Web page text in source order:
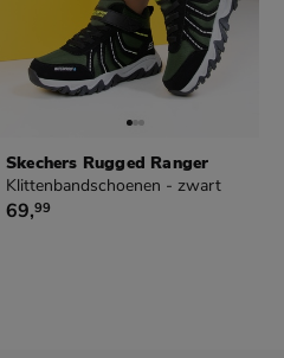
Skechers Rugged Ranger
Klittenbandschoenen - zwart
€ 69,99
69,99